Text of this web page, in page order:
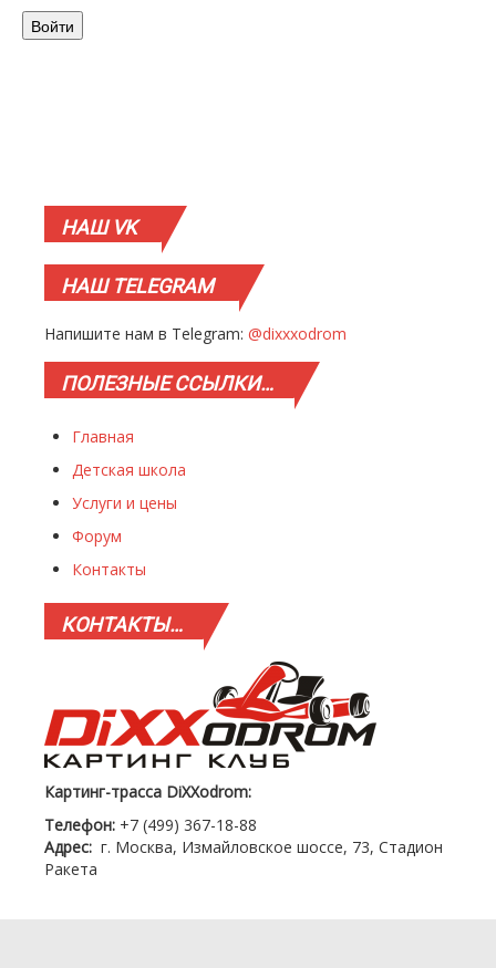
Войти
НАШVK
НАШTELEGRAM
Напишите нам в Telegram: @dixxxodrom
ПОЛЕЗНЫЕССЫЛКИ…
Главная
Детская школа
Услуги и цены
Форум
Контакты
КОНТАКТЫ…
Картинг-трасса DiXXodrom:
Телефон: +7 (499) 367-18-88
Адрес: г. Москва, Измайловское шоссе, 73, Стадион
Ракета